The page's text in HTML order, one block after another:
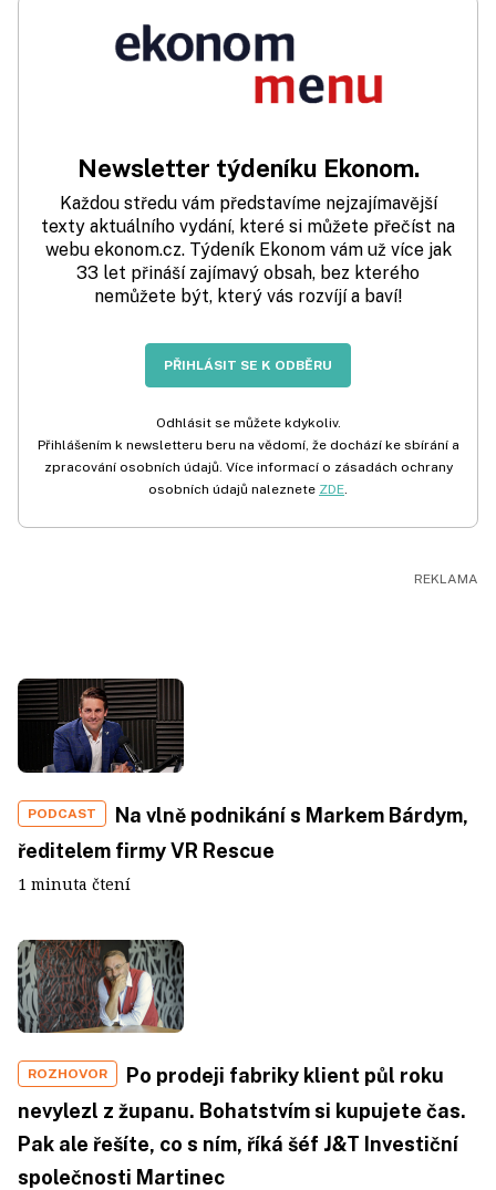
Newsletter týdeníku Ekonom.
Každou středu vám představíme nejzajímavější
texty aktuálního vydání, které si můžete přečíst na
webu ekonom.cz. Týdeník Ekonom vám už více jak
33 let přináší zajímavý obsah, bez kterého
nemůžete být, který vás rozvíjí a baví!
PŘIHLÁSIT SE K ODBĚRU
Odhlásit se můžete kdykoliv.
Přihlášením k newsletteru beru na vědomí, že dochází ke sbírání a
zpracování osobních údajů. Více informací o zásadách ochrany
osobních údajů naleznete ZDE.
PODCAST
Na vlně podnikání s Markem Bárdym,
ředitelem firmy VR Rescue
1 minuta čtení
ROZHOVOR
Po prodeji fabriky klient půl roku
nevylezl z županu. Bohatstvím si kupujete čas.
Pak ale řešíte, co s ním, říká šéf J&T Investiční
společnosti Martinec